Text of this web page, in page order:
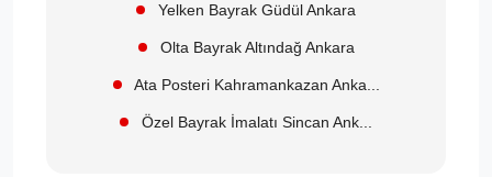
Yelken Bayrak Güdül Ankara
Olta Bayrak Altındağ Ankara
Ata Posteri Kahramankazan Anka...
Özel Bayrak İmalatı Sincan Ank...